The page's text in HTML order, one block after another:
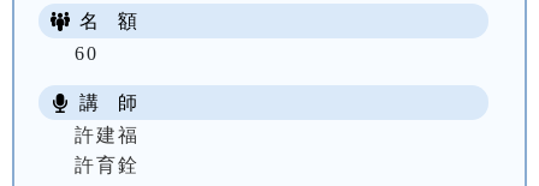
名 額
60
講 師
許建福
許育銓